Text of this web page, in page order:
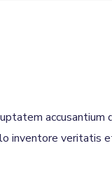
accusantium
inventore veritatis